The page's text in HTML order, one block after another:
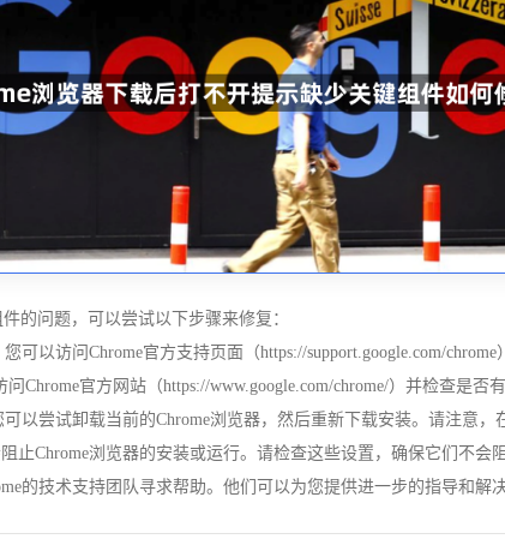
的问题，可以尝试以下步骤来修复：
可以访问Chrome官方支持页面（https://support.google.com/
Chrome官方网站（https://www.google.com/chrome/）并检查是
以尝试卸载当前的Chrome浏览器，然后重新下载安装。请注意
Chrome浏览器的安装或运行。请检查这些设置，确保它们不会
的技术支持团队寻求帮助。他们可以为您提供进一步的指导和解